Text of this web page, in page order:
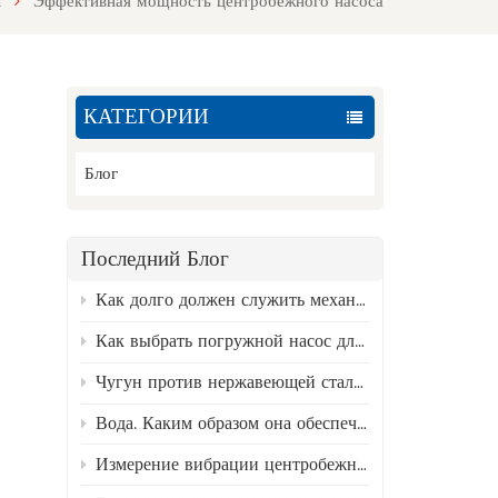
КАТЕГОРИИ
Блог
Последний Блог
Как долго должен служить механический уплотнитель? Факторы, влияющие на его состояние, и руководство по замене.
Как выбрать погружной насос для скважины?
Чугун против нержавеющей стали 316 — лучший материал для насосов для сточных вод.
Вода. Каким образом она обеспечивает бесперебойную работу промышленных предприятий?
Измерение вибрации центробежных насосов и анализ типичных неисправностей.